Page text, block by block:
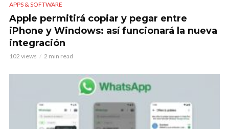
APPS & SOFTWARE
Apple permitirá copiar y pegar entre
iPhone y Windows: así funcionará la nueva
integración
102 views 2 min read